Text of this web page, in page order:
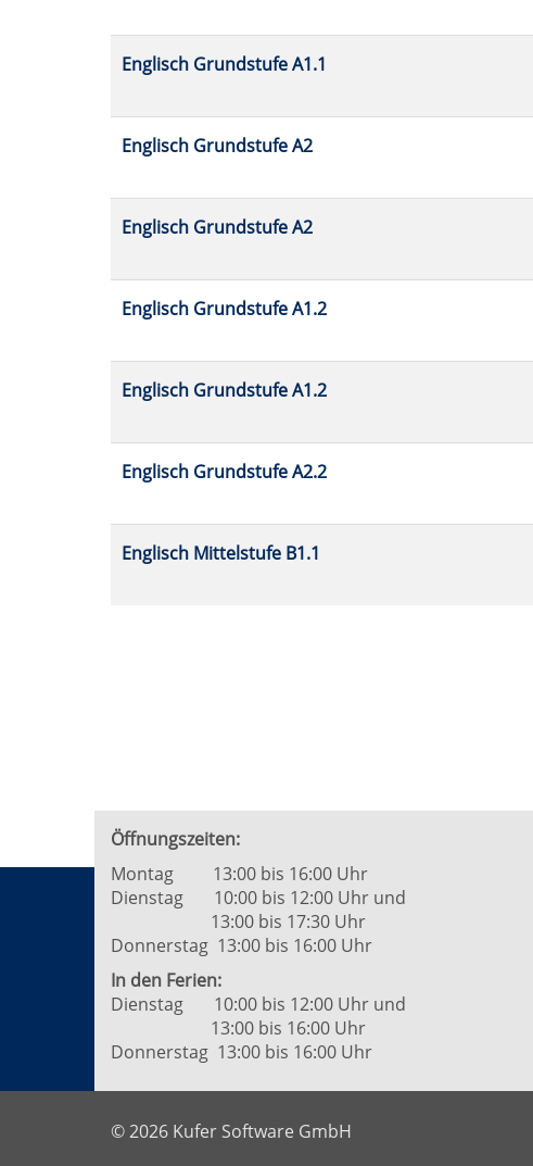
Englisch Grundstufe A1.1
Englisch Grundstufe A2
Englisch Grundstufe A2
Englisch Grundstufe A1.2
Englisch Grundstufe A1.2
Englisch Grundstufe A2.2
Englisch Mittelstufe B1.1
Öffnungszeiten:
Montag 13:00 bis 16:00 Uhr
Dienstag 10:00 bis 12:00 Uhr und
13:00 bis 17:30 Uhr
Donnerstag 13:00 bis 16:00 Uhr
In den Ferien:
Dienstag 10:00 bis 12:00 Uhr und
13:00 bis 16:00 Uhr
Donnerstag 13:00 bis 16:00 Uhr
© 2026 Kufer Software GmbH